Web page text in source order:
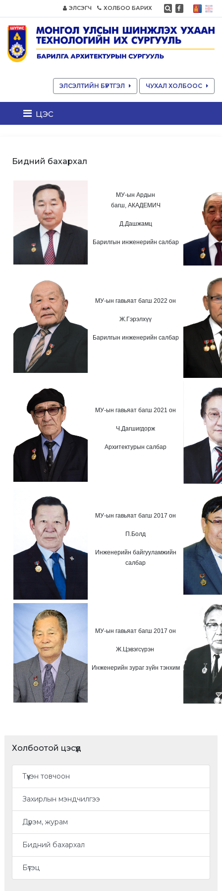
ЭЛСЭГЧ ХОЛБОО БАРИХ
ЭЛСЭЛТИЙН БҮРТГЭЛ ЧУХАЛ ХОЛБООС
цэс
Бидний бахархал
МУ-ын Ардын
багш, АКАДЕМИЧ
Д.Дашжамц
Барилгын инженерийн салбар
МУ-ын гавьяат багш 2022 он
Ж.Гэрэлхүү
Барилгын инженерийн салбар
МУ-ын гавьяат багш 2021 он
Ч.Дагшигдорж
Архитектурын салбар
МУ-ын гавьяат багш 2017 он
П.Болд
Инженерийн байгууламжийн
салбар
МУ-ын гавьяат багш 2017 он
Ж.Цэвэгсүрэн
Инженерийн зураг зүйн тэнхим
Холбоотой цэсүүд
Түүхэн товчоон
Захирлын мэндчилгээ
Дүрэм, журам
Бидний бахархал
Бүтэц